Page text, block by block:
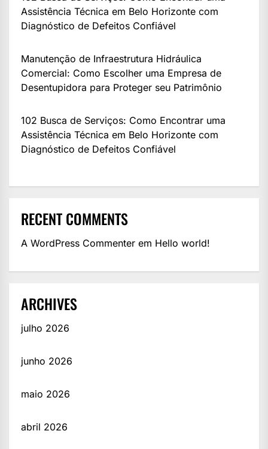
Assistência Técnica em Belo Horizonte com
Diagnóstico de Defeitos Confiável
Manutenção de Infraestrutura Hidráulica
Comercial: Como Escolher uma Empresa de
Desentupidora para Proteger seu Patrimônio
102 Busca de Serviços: Como Encontrar uma
Assistência Técnica em Belo Horizonte com
Diagnóstico de Defeitos Confiável
RECENT COMMENTS
A WordPress Commenter em Hello world!
ARCHIVES
julho 2026
junho 2026
maio 2026
abril 2026